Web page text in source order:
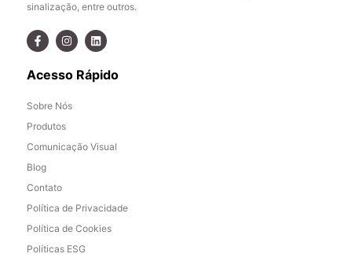
sinalização, entre outros.
Acesso Rápido
Sobre Nós
Produtos
Comunicação Visual
Blog
Contato
Política de Privacidade
Política de Cookies
Políticas ESG